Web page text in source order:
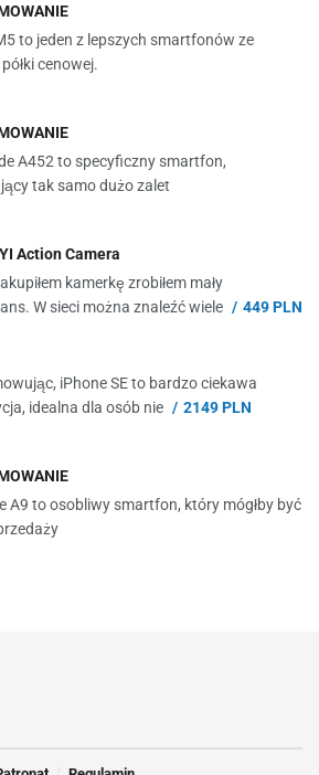
to jeden z lepszych smartfonów ze
cenowej.
A452 to specyficzny smartfon,
tak samo dużo zalet
Action Camera
kamerkę zrobiłem mały
W sieci można znaleźć wiele
449 PLN
iPhone SE to bardzo ciekawa
idealna dla osób nie
2149 PLN
A9 to osobliwy smartfon, który mógłby być